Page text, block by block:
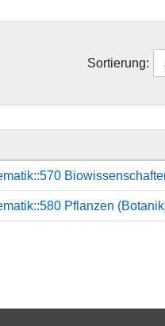
Sortierung:
Pflanzen